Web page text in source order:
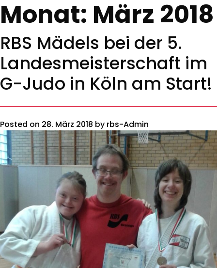
Monat: März 2018
RBS Mädels bei der 5.
Landesmeisterschaft im
G-Judo in Köln am Start!
Posted on 28. März 2018 by rbs-Admin